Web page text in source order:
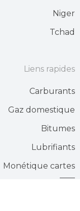
Niger
Tchad
Liens rapides
Carburants
Gaz domestique
Bitumes
Lubrifiants
Monétique cartes